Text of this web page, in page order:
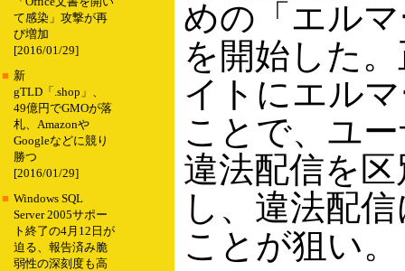
て感染」攻撃が再
び増加
[2016/01/29]
■ 新
gTLD「.shop」、
49億円でGMOが落
札、Amazonや
Googleなどに競り
勝つ
[2016/01/29]
■ Windows SQL
Server 2005サポー
ト終了の4月12日が
迫る、報告済み脆
弱性の深刻度も高
めの「エル
を開始した
イトにエル
ことで、ユ
違法配信を
し、違法配
ことが狙い。